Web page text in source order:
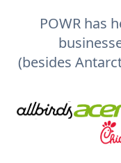
POWR has
(besides